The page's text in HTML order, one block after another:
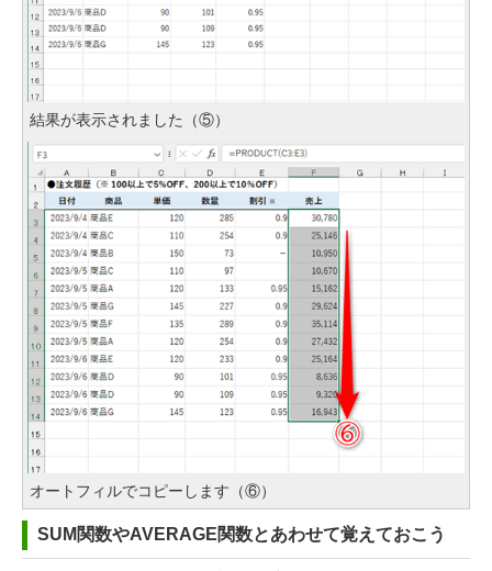
結果が表示されました（⑤）
オートフィルでコピーします（⑥）
SUM関数やAVERAGE関数とあわせて覚えておこう